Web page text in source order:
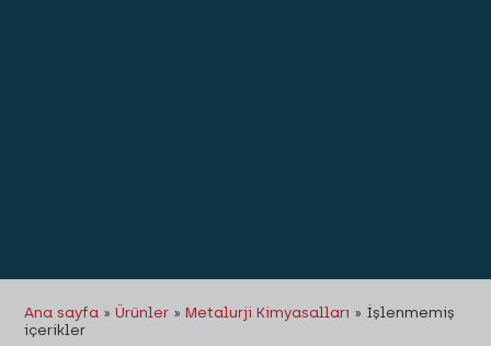
Ana sayfa »Ürünler »Metalurji Kimyasalları » İşlenmemiş
içerikler